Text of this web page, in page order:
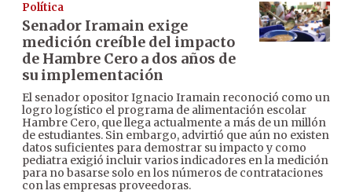
Política
Senador Iramain exige
medición creíble del impacto
de Hambre Cero a dos años de
su implementación
El senador opositor Ignacio Iramain reconoció como un
logro logístico el programa de alimentación escolar
Hambre Cero, que llega actualmente a más de un millón
de estudiantes. Sin embargo, advirtió que aún no existen
datos suficientes para demostrar su impacto y como
pediatra exigió incluir varios indicadores en la medición
para no basarse solo en los números de contrataciones
con las empresas proveedoras.